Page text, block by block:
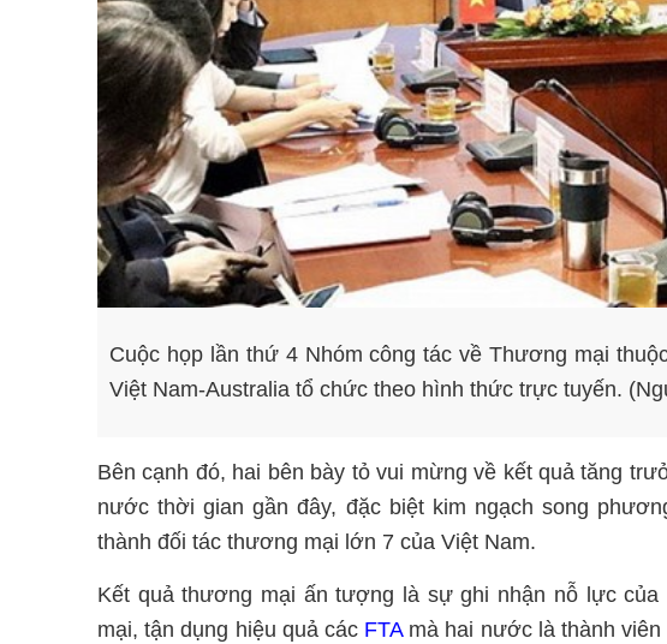
Cuộc họp lần thứ 4 Nhóm công tác về Thương mại
Việt Nam-Australia tổ chức theo hình thức trực tuyến.
Bên cạnh đó, hai bên bày tỏ vui mừng về kết quả tăng
nước thời gian gần đây, đặc biệt kim ngạch song
thành đối tác thương mại lớn 7 của Việt Nam.
Kết quả thương mại ấn tượng là sự ghi nhận nỗ lực
mại, tận dụng hiệu quả các FTAmà hai nước là thành